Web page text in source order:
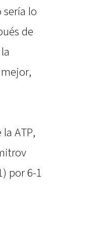
lo
de
ATP,
por 6-1